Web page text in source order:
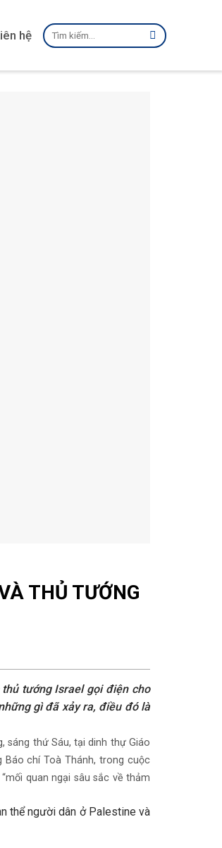
hệ
Tìm
kiếm:
THỦ TƯỚNG
thủ tướng Israel gọi điện cho
gì đã xảy ra, điều đó là
sáng thứ Sáu, tại dinh thự Giáo
Báo chí Toà Thánh, trong cuộc
quan ngại sâu sắc về thảm
thể người dân ở Palestine và